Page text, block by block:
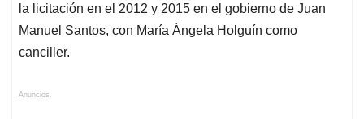
la licitación en el 2012 y 2015 en el gobierno de Juan
Manuel Santos, con María Ángela Holguín como
canciller.
Anuncios.